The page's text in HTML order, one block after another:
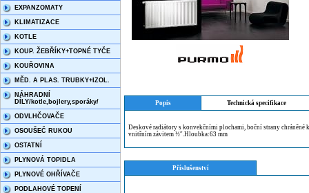
EXPANZOMATY
KLIMATIZACE
KOTLE
KOUP. ŽEBŘÍKY+TOPNÉ TYČE
KOUŘOVINA
MĚD. A PLAS. TRUBKY+IZOL.
NÁHRADNÍ
DÍLY/kotle,bojlery,sporáky/
ODVLHČOVAČE
OSOUŠEČ RUKOU
OSTATNÍ
PLYNOVÁ TOPIDLA
PLYNOVÉ OHŘÍVAČE
PODLAHOVÉ TOPENÍ
Popis Technická specifikace
Deskové radiátory s konvekčními plochami, boční strany
vnitřním závitem ½″.Hloubka:63 mm
Příslušenství